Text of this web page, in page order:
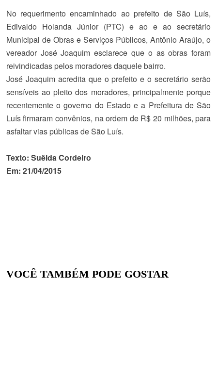
No requerimento encaminhado ao prefeito de São Luís,
Edivaldo Holanda Júnior (PTC) e ao e ao secretário
Municipal de Obras e Serviços Públicos, Antônio Araújo, o
vereador José Joaquim esclarece que o as obras foram
reivindicadas pelos moradores daquele bairro.
José Joaquim acredita que o prefeito e o secretário serão
sensíveis ao pleito dos moradores, principalmente porque
recentemente o governo do Estado e a Prefeitura de São
Luís firmaram convênios, na ordem de R$ 20 milhões, para
asfaltar vias públicas de São Luís.
Texto: Suêlda Cordeiro
Em: 21/04/2015
VOCÊ TAMBÉM PODE GOSTAR